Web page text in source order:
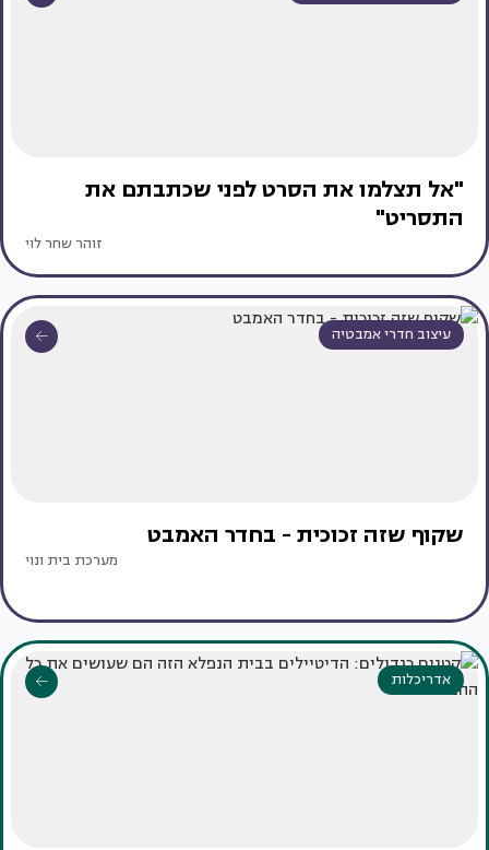
"אל תצלמו את הסרט לפני שכתבתם את
התסריט"
זוהר שחר לוי
עיצוב חדרי אמבטיה
שקוף שזה זכוכית - בחדר האמבט
מערכת בית ונוי
אדריכלות